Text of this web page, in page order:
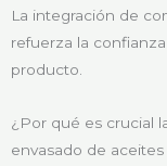
La integración de
refuerza la
producto.
¿Por qué es crucial
envasado de